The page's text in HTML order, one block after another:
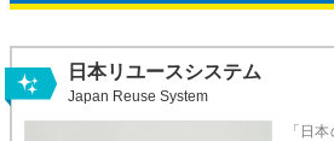
日本リユースシステム
Japan Reuse System
「日